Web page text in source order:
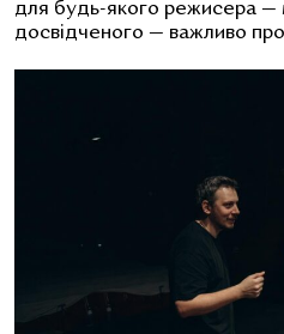
для будь-якого режисера —
досвідченого — важливо